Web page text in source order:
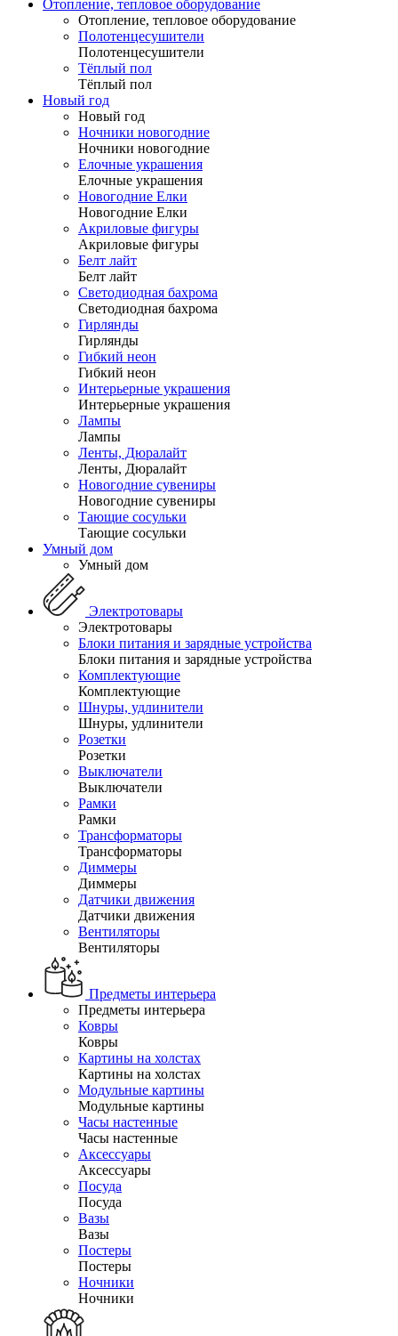
Отопление, тепловое оборудование
Отопление, тепловое оборудование
Полотенцесушители
Полотенцесушители
Тёплый пол
Тёплый пол
Новый год
Новый год
Ночники новогодние
Ночники новогодние
Елочные украшения
Елочные украшения
Новогодние Елки
Новогодние Елки
Акриловые фигуры
Акриловые фигуры
Белт лайт
Белт лайт
Светодиодная бахрома
Светодиодная бахрома
Гирлянды
Гирлянды
Гибкий неон
Гибкий неон
Интерьерные украшения
Интерьерные украшения
Лампы
Лампы
Ленты, Дюралайт
Ленты, Дюралайт
Новогодние сувениры
Новогодние сувениры
Тающие сосульки
Тающие сосульки
Умный дом
Умный дом
Электротовары
Электротовары
Блоки питания и зарядные устройства
Блоки питания и зарядные устройства
Комплектующие
Комплектующие
Шнуры, удлинители
Шнуры, удлинители
Розетки
Розетки
Выключатели
Выключатели
Рамки
Рамки
Трансформаторы
Трансформаторы
Диммеры
Диммеры
Датчики движения
Датчики движения
Вентиляторы
Вентиляторы
Предметы интерьера
Предметы интерьера
Ковры
Ковры
Картины на холстах
Картины на холстах
Модульные картины
Модульные картины
Часы настенные
Часы настенные
Аксессуары
Аксессуары
Посуда
Посуда
Вазы
Вазы
Постеры
Постеры
Ночники
Ночники